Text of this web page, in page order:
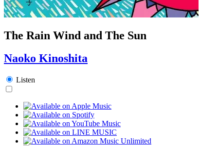
The Rain Wind and The Sun
Naoko Kinoshita
Listen